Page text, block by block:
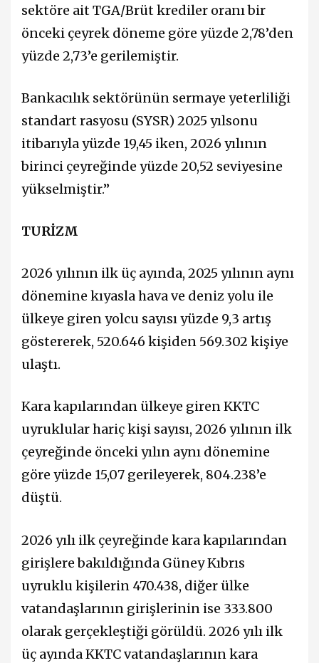
sektöre ait TGA/Brüt krediler oranı bir
önceki çeyrek döneme göre yüzde 2,78’den
yüzde 2,73’e gerilemiştir.
Bankacılık sektörünün sermaye yeterliliği
standart rasyosu (SYSR) 2025 yılsonu
itibarıyla yüzde 19,45 iken, 2026 yılının
birinci çeyreğinde yüzde 20,52 seviyesine
yükselmiştir.”
TURİZM
2026 yılının ilk üç ayında, 2025 yılının aynı
dönemine kıyasla hava ve deniz yolu ile
ülkeye giren yolcu sayısı yüzde 9,3 artış
göstererek, 520.646 kişiden 569.302 kişiye
ulaştı.
Kara kapılarından ülkeye giren KKTC
uyruklular hariç kişi sayısı, 2026 yılının ilk
çeyreğinde önceki yılın aynı dönemine
göre yüzde 15,07 gerileyerek, 804.238’e
düştü.
2026 yılı ilk çeyreğinde kara kapılarından
girişlere bakıldığında Güney Kıbrıs
uyruklu kişilerin 470.438, diğer ülke
vatandaşlarının girişlerinin ise 333.800
olarak gerçekleştiği görüldü. 2026 yılı ilk
üç ayında KKTC vatandaşlarının kara